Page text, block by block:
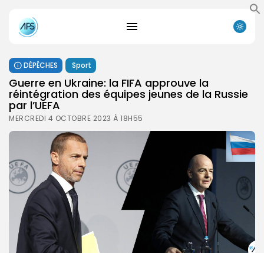
DÉPÊCHES Sport
Guerre en Ukraine: la FIFA approuve la
réintégration des équipes jeunes de la Russie
par l’UEFA
MERCREDI 4 OCTOBRE 2023 À 18H55